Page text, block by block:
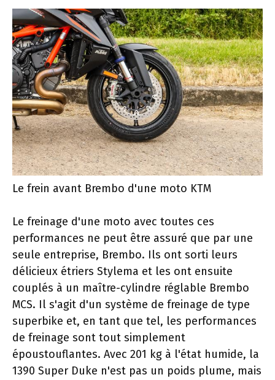
Le frein avant Brembo d'une moto KTM
Le freinage d'une moto avec toutes ces
performances ne peut être assuré que par une
seule entreprise, Brembo. Ils ont sorti leurs
délicieux étriers Stylema et les ont ensuite
couplés à un maître-cylindre réglable Brembo
MCS. Il s'agit d'un système de freinage de type
superbike et, en tant que tel, les performances
de freinage sont tout simplement
époustouflantes. Avec 201 kg à l'état humide, la
1390 Super Duke n'est pas un poids plume, mais